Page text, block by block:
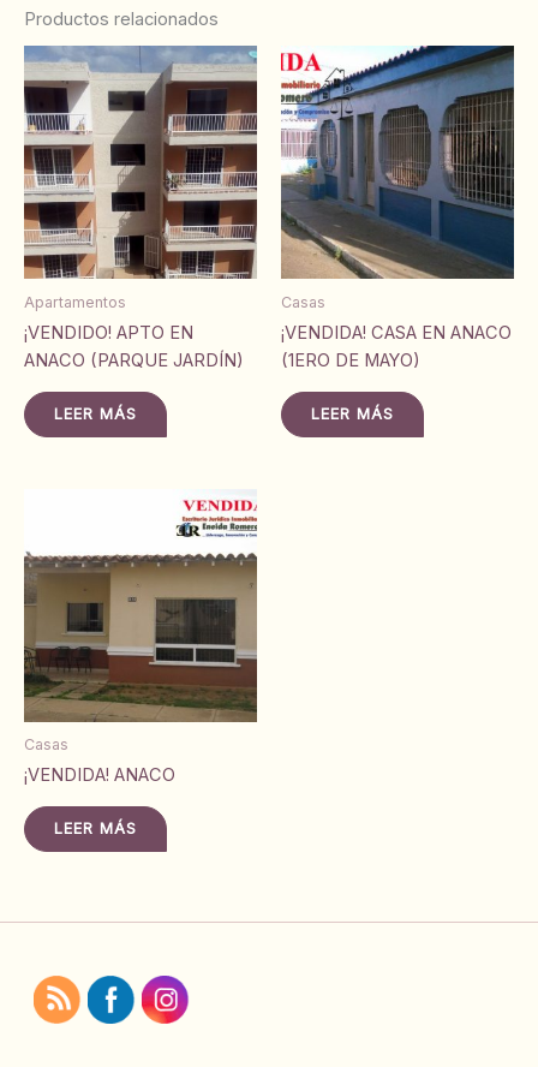
Productos relacionados
Apartamentos
¡VENDIDO! APTO EN
ANACO (PARQUE JARDÍN)
LEER MÁS
Casas
¡VENDIDA! CASA EN ANACO
(1ERO DE MAYO)
LEER MÁS
Casas
¡VENDIDA! ANACO
LEER MÁS